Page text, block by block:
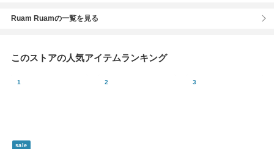
Ruam Ruamの一覧を見る
このストアの人気アイテムランキング
sale